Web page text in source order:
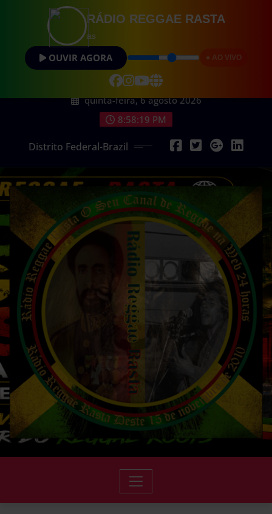
quinta-feira, 6 agosto 2026
8:58:20 PM
Distrito Federal-Brazil
RÁDIO REGGAE RASTA
OUVIR AGORA ● AO VIVO